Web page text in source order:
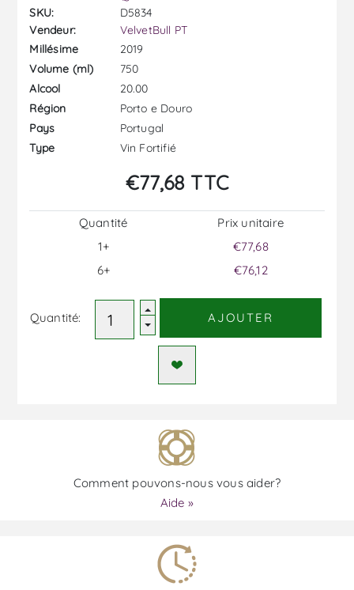
SKU:
D5834
Vendeur:
VelvetBull PT
Millésime
2019
Volume (ml)
750
Alcool
20.00
Région
Porto e Douro
Pays
Portugal
Type
Vin Fortifié
€77,68 TTC
Quantité
1+
6+
Prix ​​unitaire
€77,68
€76,12
Quantité: AJOUTER
Comment pouvons-nous vous aider?
Aide »